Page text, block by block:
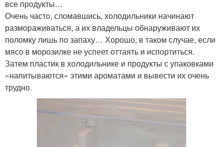
все продукты…
Очень часто, сломавшись, холодильники начинают
размораживаться, а их владельцы обнаруживают их
поломку лишь по запаху… Хорошо, в таком случае, если
мясо в морозилке не успеет оттаять и испортиться.
Затем пластик в холодильнике и продукты с упаковками
«напитываются» этими ароматами и вывести их очень
трудно.